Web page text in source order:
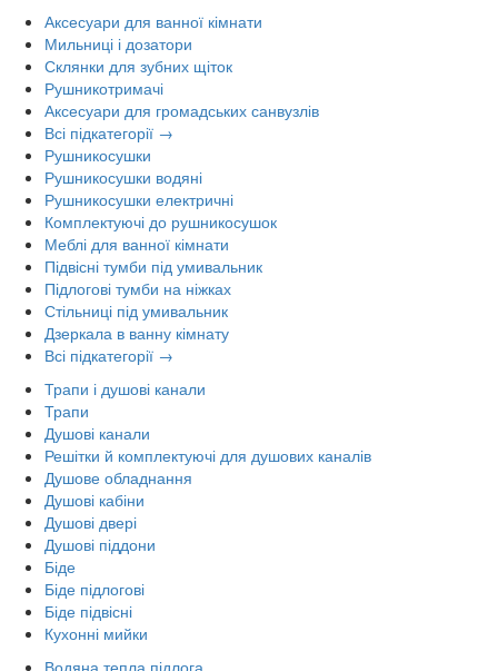
Аксесуари для ванної кімнати
Мильниці і дозатори
Склянки для зубних щіток
Рушникотримачі
Аксесуари для громадських санвузлів
Всі підкатегорії →
Рушникосушки
Рушникосушки водяні
Рушникосушки електричні
Комплектуючі до рушникосушок
Меблі для ванної кімнати
Підвісні тумби під умивальник
Підлогові тумби на ніжках
Стільниці під умивальник
Дзеркала в ванну кімнату
Всі підкатегорії →
Трапи і душові канали
Трапи
Душові канали
Решітки й комплектуючі для душових каналів
Душове обладнання
Душові кабіни
Душові двері
Душові піддони
Біде
Біде підлогові
Біде підвісні
Кухонні мийки
Водяна тепла підлога